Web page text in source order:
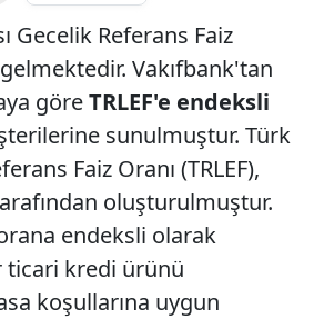
Gecelik Referans Faiz
Vakıfbank'tan
göreTRLEF'e endeksli
sunulmuştur. Türk
Faiz Oranı (TRLEF),
oluşturulmuştur.
endeksli olarak
ticari kredi ürünü
koşullarına uygun